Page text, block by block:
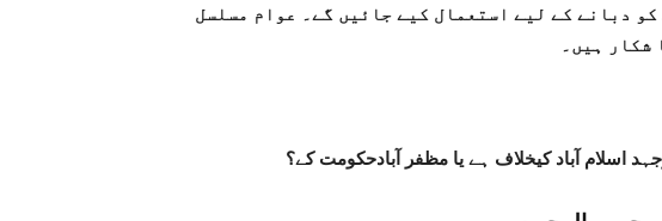
کو دبانے کے لیے استعمال کیے جائیں گے۔ عوام مسلسل
شکار ہیں۔
اسلام آباد کیخلاف ہے یا مظفر آبادحکومت کے؟